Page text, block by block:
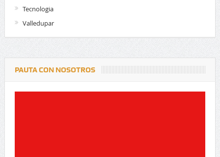
Tecnologia
Valledupar
PAUTA CON NOSOTROS